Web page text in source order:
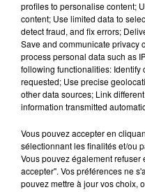
chien et commence
qu'il a bien pu se passer.
Heureusement, le
Dockens, une jeune
photographier le canidé
son sac de croquettes,
permis au grand-père
d'Otis le symbole de la
l'ouragan.
profiles to personalise content;
content; Use limited data to
detect fraud, and fix errors;
Save and communicate privacy
process personal data such as
following functionalities:
requested; Use precise
other data sources; Link
information transmitted
Vous pouvez accepter en
sélectionnant les finalités et/ou
Vous pouvez également
accepter". Vos préférences ne
pouvez mettre à jour vos choix,